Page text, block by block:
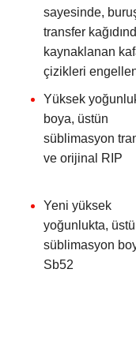
sayesinde,
transfer
kaynaklanan
çizikleri
Yüksek
boya, üstün
süblimasyon
ve orijinal RIP
Yeni yüksek
yoğunlukta,
süblimasyon
Sb52